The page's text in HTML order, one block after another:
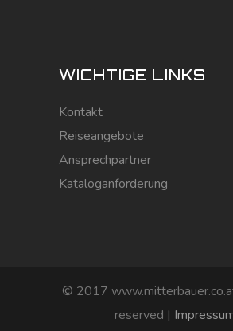
WICHTIGE LINKS
Kontakt
Reiseangebote
Ansprechpartner
Kataloganforderung
© 2017
reserved |